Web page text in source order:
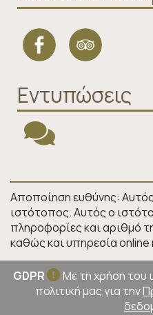
Εντυπώσεις
Αποποίηση ευθύνης: Αυτός
ιστότοπος. Αυτός ο
πληροφορίες και αριθμό
καθώς και υπηρεσία online
GDPR
Με τη χρήση του
πολιτική μας για την